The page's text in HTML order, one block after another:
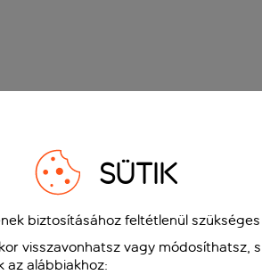
SÜTIK
biztosításához feltétlenül
visszavonhatsz vagy módosíthatsz,
az alábbiakhoz: